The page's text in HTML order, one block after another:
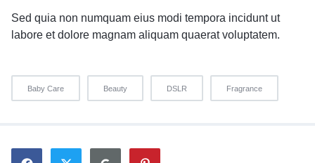
Sed quia non numquam eius modi tempora incidunt ut
labore et dolore magnam aliquam quaerat voluptatem.
Baby Care Beauty DSLR Fragrance